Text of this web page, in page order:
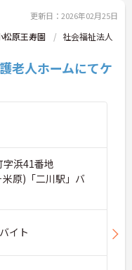
更新日：2026年02月25日
原王寿園
社会福祉法人
老人ホームにてケ
字浜41番地
原)「二川駅」バ
イト